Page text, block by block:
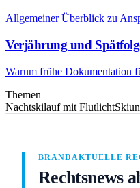
Allgemeiner Überblick zu
Verjährung und
Warum frühe Dokumentation
Themen
Nachtskilauf mit Flutlicht
BRANDAKTUELLE
Rechtsnews